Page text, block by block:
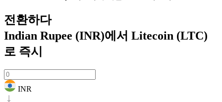
전환하다
Indian Rupee (INR)에서 Litecoin (LTC)
로 즉시
INR